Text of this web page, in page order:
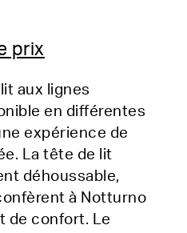
prix
aux lignes
en différentes
expérience de
La tête de lit
déhoussable,
à Notturno
de confort. Le